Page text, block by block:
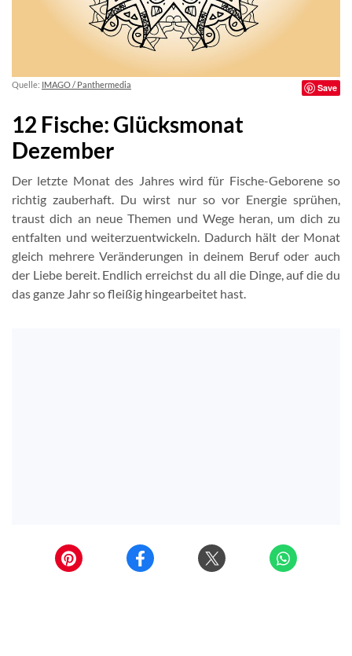
Quelle: IMAGO / Panthermedia Save
12 Fische: Glücksmonat
Dezember
Der letzte Monat des Jahres wird für Fische-Geborene so
richtig zauberhaft. Du wirst nur so vor Energie sprühen,
traust dich an neue Themen und Wege heran, um dich zu
entfalten und weiterzuentwickeln. Dadurch hält der Monat
gleich mehrere Veränderungen in deinem Beruf oder auch
der Liebe bereit. Endlich erreichst du all die Dinge, auf die du
das ganze Jahr so fleißig hingearbeitet hast.